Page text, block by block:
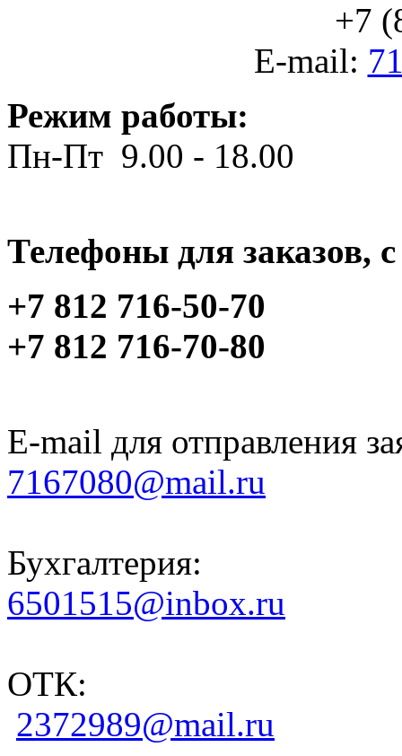
+7
E-mail:
Режим работы:
Пн-Пт 9.00 - 18.00
Телефоны для заказов,
+7 812 716-50-70
+7 812 716-70-80
E-mail для отправления
7167080@mail.ru
Бухгалтерия:
6501515@inbox.ru
ОТК:
2372989@mail.ru